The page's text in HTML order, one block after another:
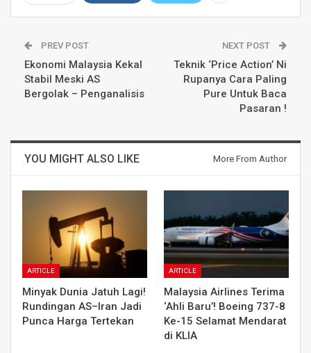
PREV POST
Ekonomi Malaysia Kekal
Stabil Meski AS
Bergolak – Penganalisis
NEXT POST
Teknik ‘Price Action’ Ni
Rupanya Cara Paling
Pure Untuk Baca
Pasaran !
YOU MIGHT ALSO LIKE More From Author
ARTICLE
Minyak Dunia Jatuh Lagi!
Rundingan AS–Iran Jadi
Punca Harga Tertekan
ARTICLE
Malaysia Airlines Terima
‘Ahli Baru’! Boeing 737-8
Ke-15 Selamat Mendarat
di KLIA